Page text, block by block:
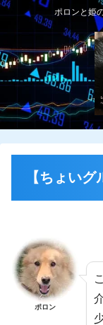
ポロンと姫
【ちょいグ
ポロン